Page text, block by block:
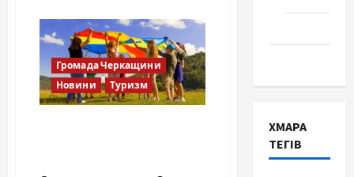
Лимони
Мейєра
на
Черкащині
вже
не
екзотика
Громада Черкащини
Новини
Туризм
ХМАРА
ТЕГІВ